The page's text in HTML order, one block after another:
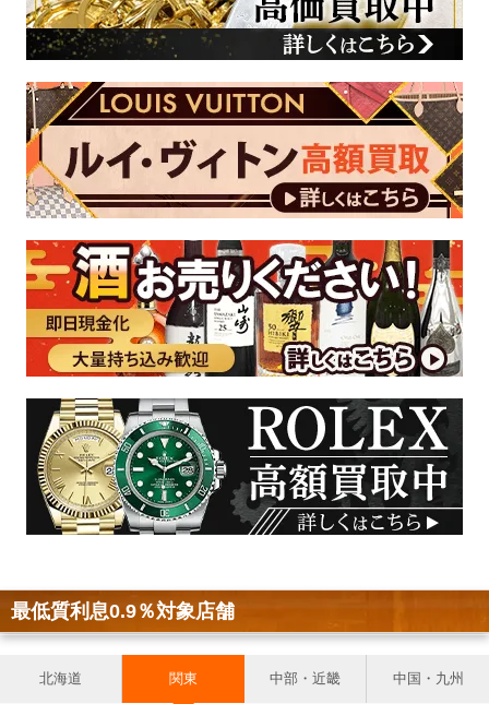
最低質利息0.9％対象店舗
北海道 関東 中部・近畿 中国・九州